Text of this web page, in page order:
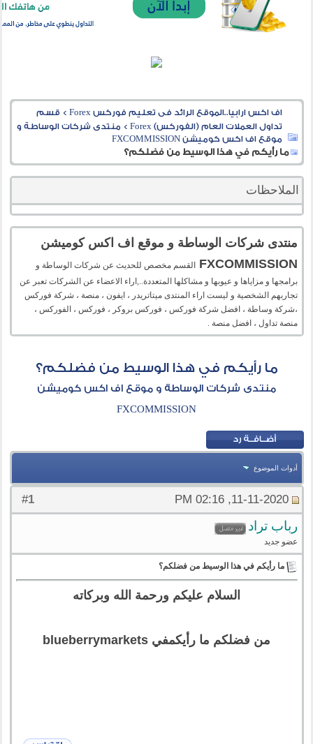
اف اكس ارابيا..الموقع الرائد فى تعليم فوركس Forex > قسم
تداول العملات العام (الفوركس) Forex
> منتدى شركات الوساطة و
موقع اف اكس كوميشن FXCOMMISSION
ما رأيكم في هذا الوسيط من فضلكم؟
الملاحظات
منتدى شركات الوساطة و موقع اف اكس كوميشن
FXCOMMISSION
القسم مخصص للحديث عن شركات الوساطة و
برامجها و مزاياها و عيوبها و مشاكلها المتعددة..,اراء الاعضاء عن الشركات تعبر عن
تجاربهم الشخصية و ليست اراء المنتدى ميتاتريدر ، ايفون ، منصة ، شركة فوركس
،شركة وساطة ، افضل شركة فوركس ، فوركس بروكر ، فوركس ، الفوركس ،
منصة تداول ، افضل منصة .
ما رأيكم في هذا الوسيط من فضلكم؟
منتدى شركات الوساطة و موقع اف اكس كوميشن
FXCOMMISSION
أدوات الموضوع
#
1 11-11-2020, 02:16 PM
رباب تراد
عضو جديد
ما رأيكم في هذا الوسيط من فضلكم؟
السلام عليكم ورحمة الله وبركاته
من فضلكم ما رأيكمفي blueberrymarkets